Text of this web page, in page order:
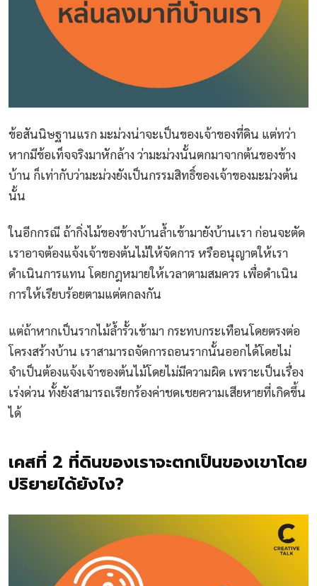
ข้อสันนิษฐานแรก มะม่วงน่าจะเป็นของเจ้าของที่ดิน แต่ทว่า
หากมีข้อเท็จจริงมาหักล้าง ว่ามะม่วงนั้นตกมาจากต้นของข้าง
บ้าน ก็เท่ากับว่ามะม่วงยังเป็นกรรมสิทธิ์ของเจ้าของมะม่วงต้น
นั้น
ในอีกกรณี ถ้ากิ่งไม้ของข้างบ้านล้ำเข้ามายังบ้านเรา ก่อนจะตัด
เราอาจต้องแจ้งเจ้าของต้นไม้ให้จัดการ หรืออนุญาตให้เรา
ดำเนินการแทน โดยกฎหมายให้เวลาตามสมควร เพื่อดำเนิน
การให้เรียบร้อยตามแต่ตกลงกัน
แต่ถ้าหากเป็นรากไม้ล้ำรั้วเข้ามา กระทบกระเทือนโดยตรงต่อ
โครงสร้างบ้าน เราสามารถจัดการถอนรากนั้นออกได้โดยไม่
จำเป็นต้องแจ้งเจ้าของต้นไม้โดยไม่มีความผิด เพราะเป็นเรื่อง
เร่งด่วน ทั้งยังสามารถเรียกร้องค่าชดเชยความเสียหายที่เกิดขึ้น
ได้
เคสที่ 2 ที่ดินของเราจะตกเป็นของเขาโดย
ปริยายได้ยังไง?